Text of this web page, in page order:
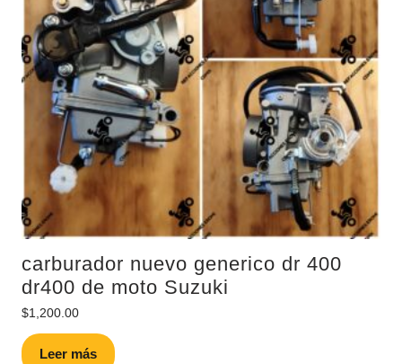
carburador nuevo generico dr 400
dr400 de moto Suzuki
$1,200.00
Leer más